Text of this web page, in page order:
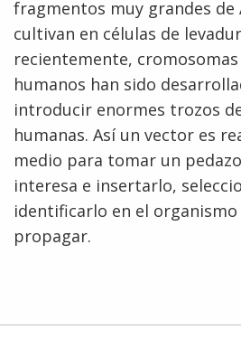
ABOUT
GENOMICS
INTRODUCTION TO
RESEARCH
FUNDING
FUNDING OPPORTUNITIES
RESEARCH
AT NHGRI
RESEARCH AREAS
RESEARCH INVESTIGATORS
ABOUT
HEALTH
CAREERS &
TRAINING
JOBS AT NHGRI
NEWS &
EVENTS
NEWS
EVENTS
ABOUT
NHGRI
ORGANIZATION
MISSION AND VISION
POLICIES AND GUIDANCE
fragmentos muy grandes de
cultivan en células de
recientemente,
humanos han sido
introducir enormes trozos
humanas. Así un vector es
medio para tomar un
interesa e insertarlo,
identificarlo en el organismo
propagar.